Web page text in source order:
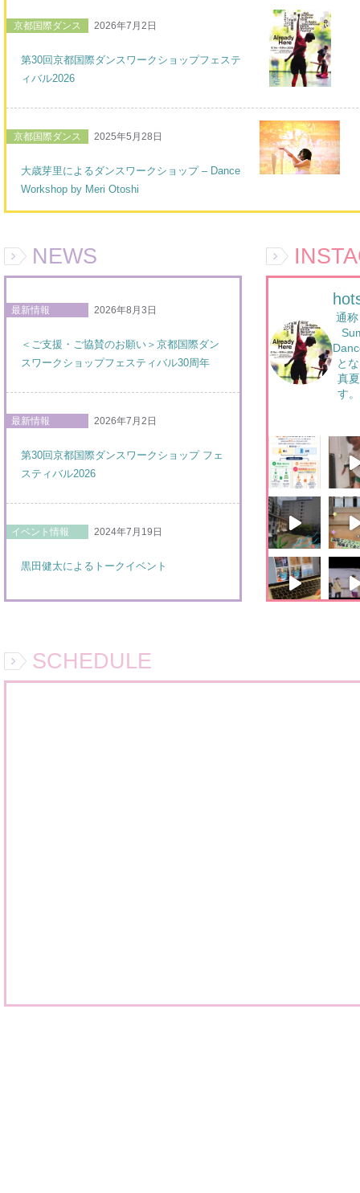
京都国際ダンス 2026年7月2日
第30回京都国際ダンスワークショップフェステ
ィバル2026
京都国際ダンス 2025年5月28日
大歳芽里によるダンスワークショップ – Dance
Workshop by Meri Otoshi
NEWS
最新情報 2026年8月3日
＜ご支援・ご協賛のお願い＞京都国際ダン
スワークショップフェスティバル30周年
最新情報 2026年7月2日
第30回京都国際ダンスワークショップ フェ
スティバル2026
イベント情報 2024年7月19日
黒田健太によるトークイベント
通
と
真
す。
SCHEDULE